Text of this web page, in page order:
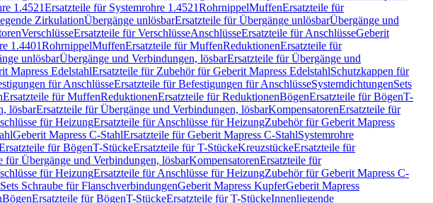
1.4521Ersatzteile für Systemrohre 1.4521RohrnippelMuffenErsatzteile für
ZirkulationÜbergänge unlösbarErsatzteile für Übergänge unlösbarÜbergänge und
VerschlüsseErsatzteile für VerschlüsseAnschlüsseErsatzteile für AnschlüsseGeberit
1.4401RohrnippelMuffenErsatzteile für MuffenReduktionenErsatzteile für
unlösbarÜbergänge und Verbindungen, lösbarErsatzteile für Übergänge und
Mapress EdelstahlErsatzteile für Zubehör für Geberit Mapress EdelstahlSchutzkappen für
für AnschlüsseErsatzteile für Befestigungen für AnschlüsseSystemdichtungenSets
Ersatzteile für MuffenReduktionenErsatzteile für ReduktionenBögenErsatzteile für BögenT-
lösbarErsatzteile für Übergänge und Verbindungen, lösbarKompensatorenErsatzteile für
für HeizungErsatzteile für Anschlüsse für HeizungZubehör für Geberit Mapress
Geberit Mapress C-StahlErsatzteile für Geberit Mapress C-StahlSystemrohre
für BögenT-StückeErsatzteile für T-StückeKreuzstückeErsatzteile für
für Übergänge und Verbindungen, lösbarKompensatorenErsatzteile für
für HeizungErsatzteile für Anschlüsse für HeizungZubehör für Geberit Mapress C-
Sets Schraube für FlanschverbindungenGeberit Mapress KupferGeberit Mapress
BögenErsatzteile für BögenT-StückeErsatzteile für T-StückeInnenliegende